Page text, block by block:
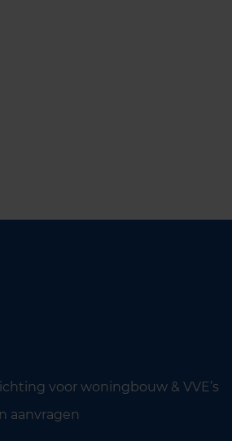
voor woningbouw & VVE’s
aanvragen